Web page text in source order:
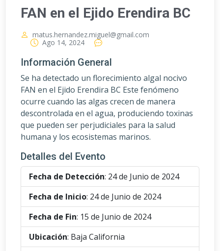
FAN en el Ejido Erendira BC
matus.hernandez.miguel@gmail.com
Ago 14, 2024
Información General
Se ha detectado un florecimiento algal nocivo
FAN en el Ejido Erendira BC Este fenómeno
ocurre cuando las algas crecen de manera
descontrolada en el agua, produciendo toxinas
que pueden ser perjudiciales para la salud
humana y los ecosistemas marinos.
Detalles del Evento
Fecha de Detección: 24 de Junio de 2024
Fecha de Inicio: 24 de Junio de 2024
Fecha de Fin: 15 de Junio de 2024
Ubicación: Baja California